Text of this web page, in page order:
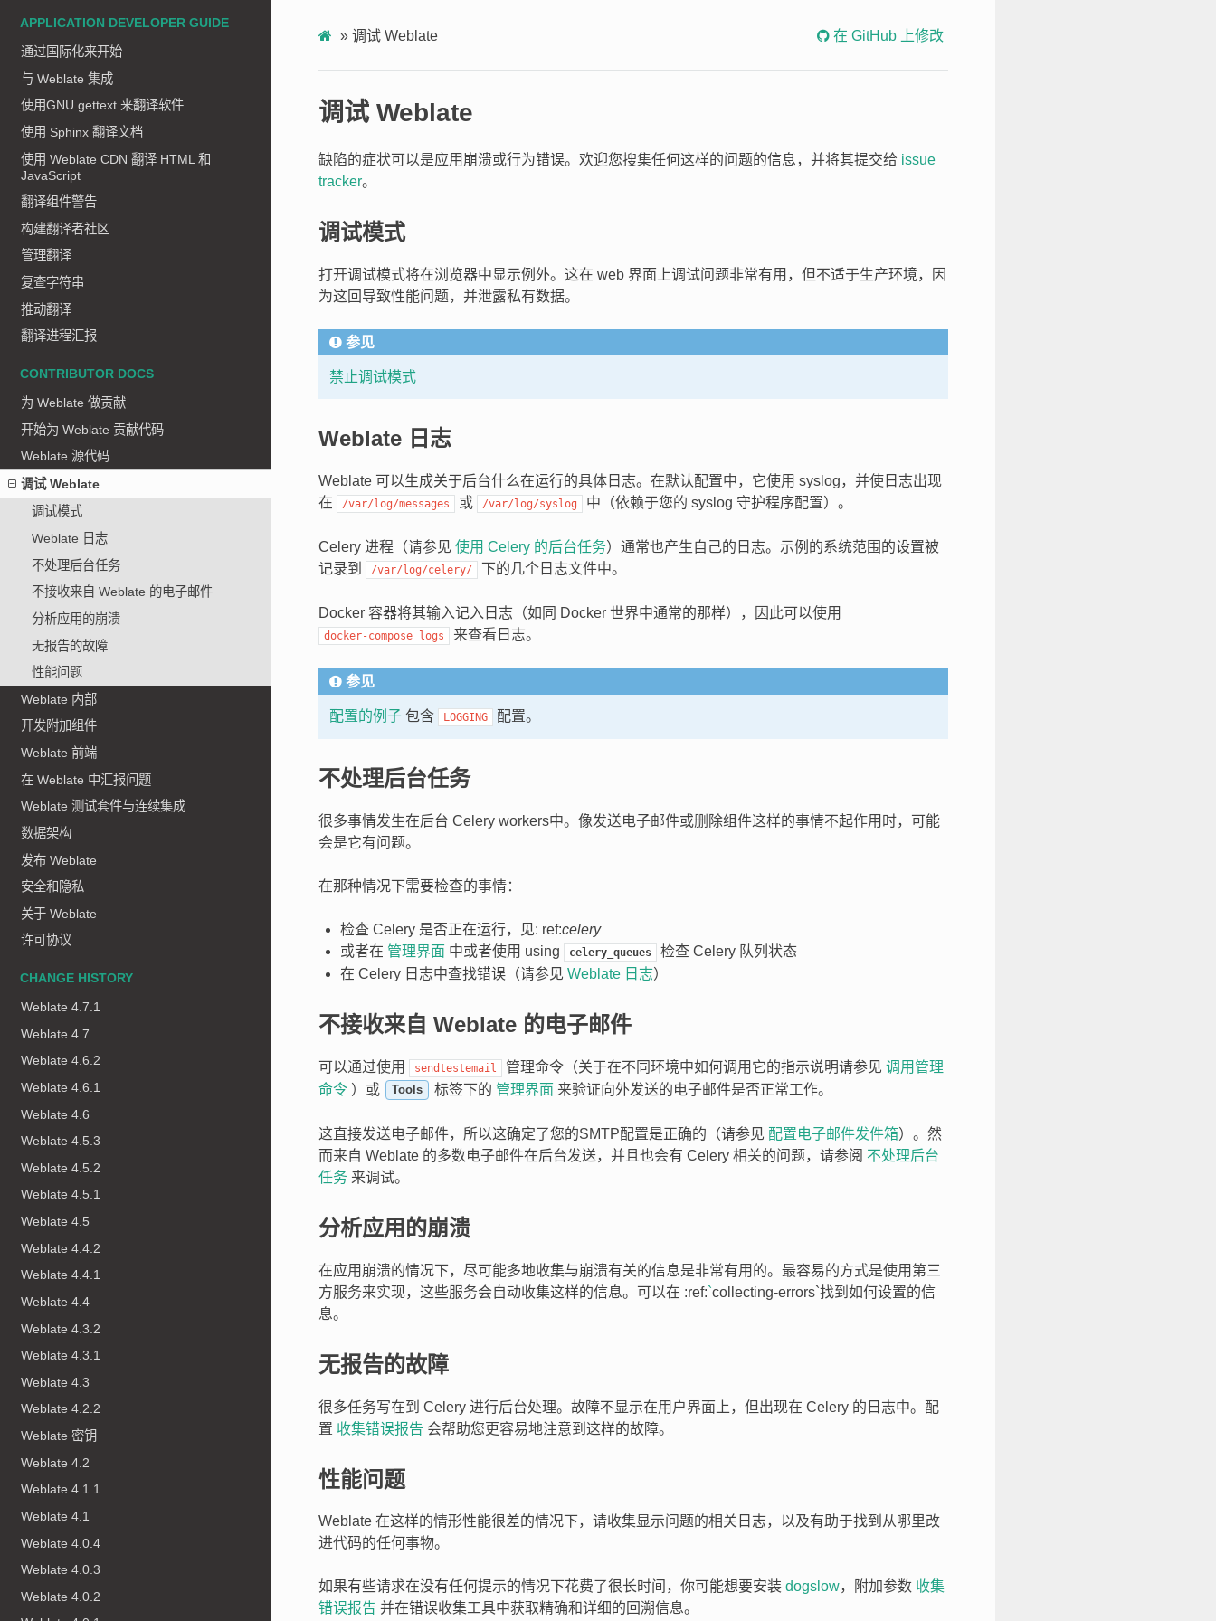
APPLICATION DEVELOPER GUIDE
通过国际化来开始
与 Weblate 集成
使用GNU gettext 来翻译软件
使用 Sphinx 翻译文档
使用 Weblate CDN 翻译 HTML 和
JavaScript
翻译组件警告
构建翻译者社区
管理翻译
复查字符串
推动翻译
翻译进程汇报
CONTRIBUTOR DOCS
为 Weblate 做贡献
开始为 Weblate 贡献代码
Weblate 源代码
调试 Weblate
调试模式
Weblate 日志
不处理后台任务
不接收来自 Weblate 的电子邮件
分析应用的崩溃
无报告的故障
性能问题
Weblate 内部
开发附加组件
Weblate 前端
在 Weblate 中汇报问题
Weblate 测试套件与连续集成
数据架构
发布 Weblate
安全和隐私
关于 Weblate
许可协议
CHANGE HISTORY
Weblate 4.7.1
Weblate 4.7
Weblate 4.6.2
Weblate 4.6.1
Weblate 4.6
Weblate 4.5.3
Weblate 4.5.2
Weblate 4.5.1
Weblate 4.5
Weblate 4.4.2
Weblate 4.4.1
Weblate 4.4
Weblate 4.3.2
Weblate 4.3.1
Weblate 4.3
Weblate 4.2.2
Weblate 密钥
Weblate 4.2
Weblate 4.1.1
Weblate 4.1
Weblate 4.0.4
Weblate 4.0.3
Weblate 4.0.2
» 调试 Weblate 在 GitHub 上修改
调试 Weblate
缺陷的症状可以是应用崩溃或行为错误。欢迎您搜集任何这样的问题的信息，并将其提交给 issue
tracker。
调试模式
打开调试模式将在浏览器中显示例外。这在 web 界面上调试问题非常有用，但不适于生产环境，因
为这回导致性能问题，并泄露私有数据。
参见
禁止调试模式
Weblate 日志
Weblate 可以生成关于后台什么在运行的具体日志。在默认配置中，它使用 syslog，并使日志出现
在
/var/log/messages 或 /var/log/syslog 中（依赖于您的 syslog 守护程序配置）。
Celery 进程（请参见 使用 Celery 的后台任务）通常也产生自己的日志。示例的系统范围的设置被
记录到
/var/log/celery/ 下的几个日志文件中。
Docker 容器将其输入记入日志（如同 Docker 世界中通常的那样），因此可以使用
docker-compose logs 来查看日志。
参见
配置的例子包含 LOGGING 配置。
不处理后台任务
很多事情发生在后台 Celery workers中。像发送电子邮件或删除组件这样的事情不起作用时，可能
会是它有问题。
在那种情况下需要检查的事情：
检查 Celery 是否正在运行，见: ref:celery
或者在 管理界面 中或者使用 using celery_queues
检查 Celery 队列状态
在 Celery 日志中查找错误（请参见 Weblate 日志）
不接收来自 Weblate 的电子邮件
可以通过使用 sendtestemail 管理命令（关于在不同环境中如何调用它的指示说明请参见 调用管理
命令）或 Tools 标签下的 管理界面 来验证向外发送的电子邮件是否正常工作。
这直接发送电子邮件，所以这确定了您的SMTP配置是正确的（请参见 配置电子邮件发件箱）。然
而来自 Weblate 的多数电子邮件在后台发送，并且也会有 Celery 相关的问题，请参阅 不处理后台
任务来调试。
分析应用的崩溃
在应用崩溃的情况下，尽可能多地收集与崩溃有关的信息是非常有用的。最容易的方式是使用第三
方服务来实现，这些服务会自动收集这样的信息。可以在 :ref:`collecting-errors`找到如何设置的信
息。
无报告的故障
很多任务写在到 Celery 进行后台处理。故障不显示在用户界面上，但出现在 Celery 的日志中。配
置 收集错误报告 会帮助您更容易地注意到这样的故障。
性能问题
Weblate 在这样的情形性能很差的情况下，请收集显示问题的相关日志，以及有助于找到从哪里改
进代码的任何事物。
如果有些请求在没有任何提示的情况下花费了很长时间，你可能想要安装 dogslow，附加参数 收集
错误报告 并在错误收集工具中获取精确和详细的回溯信息。